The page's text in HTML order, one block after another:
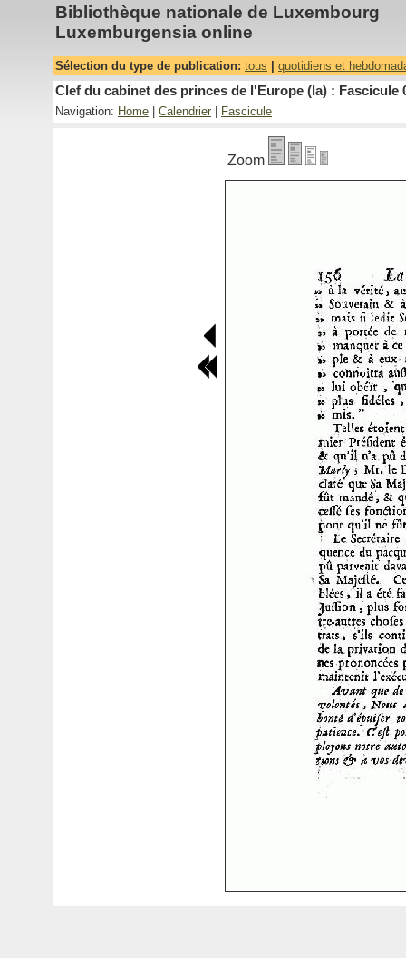
Bibliothèque nationale de Luxembourg
Luxemburgensia online
Sélection du type de publication: tous quotidiens et
Clef du cabinet des princes de l'Europe (la) : Fascicule
Navigation: Home Calendrier Fascicule
Zoom